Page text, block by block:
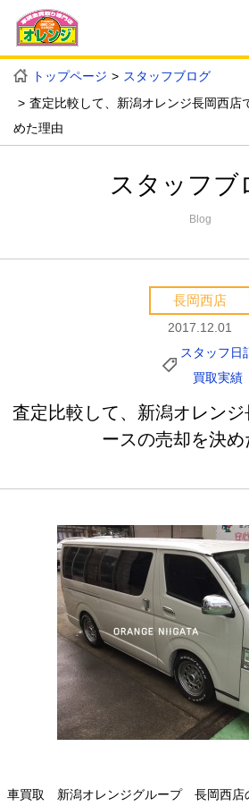
トップページ
スタッフブログ
査定比較して、新潟オレンジ長岡西店
めた理由
スタッフブ
Blog
長岡西店
2017.12.01
スタッフ日
買取実績
査定比較して、新潟オレン
ースの売却を決め
車買取 新潟オレンジグループ 長岡西店